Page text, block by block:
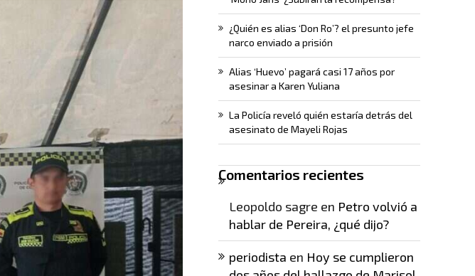
¿Quién es alias ‘Don Ro’? el presunto jefe
narco enviado a prisión
Alias ‘Huevo’ pagará casi 17 años por
asesinar a Karen Yuliana
La Policía reveló quién estaría detrás del
asesinato de Mayeli Rojas
Comentarios recientes
Leopoldo sagre en Petro volvió a
hablar de Pereira, ¿qué dijo?
periodista en Hoy se cumplieron